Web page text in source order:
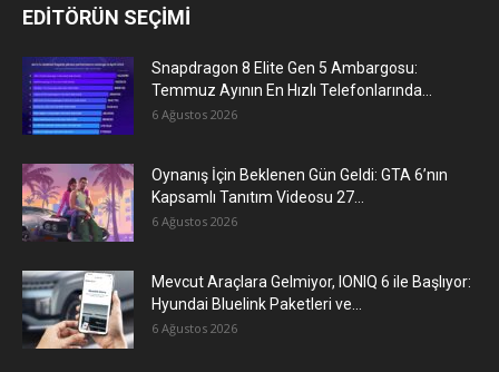
EDİTÖRÜN SEÇİMİ
Snapdragon 8 Elite Gen 5 Ambargosu:
Temmuz Ayının En Hızlı Telefonlarında...
6 Ağustos 2026
Oynanış İçin Beklenen Gün Geldi: GTA 6’nın
Kapsamlı Tanıtım Videosu 27...
6 Ağustos 2026
Mevcut Araçlara Gelmiyor, IONIQ 6 ile Başlıyor:
Hyundai Bluelink Paketleri ve...
6 Ağustos 2026